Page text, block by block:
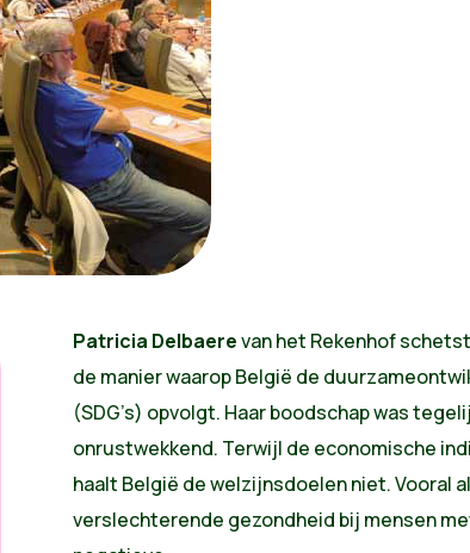
Patricia Delbaerevan het Rekenhof
de manier waarop België de
(SDG’s) opvolgt. Haar boodschap was
onrustwekkend. Terwijl de economische
haalt België de welzijnsdoelen niet. Vooral
verslechterende gezondheid bij mensen